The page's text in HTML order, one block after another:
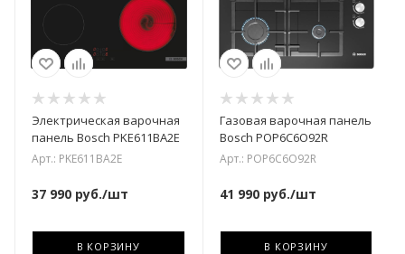
Электрическая варочная
панель Bosch PKE611BA2E
Арт.: PKE611BA2E
37 990 руб./шт
В КОРЗИНУ
Газовая варочная панель
Bosch POP6C6O92R
Арт.: POP6C6O92R
41 990руб./шт
В КОРЗИНУ